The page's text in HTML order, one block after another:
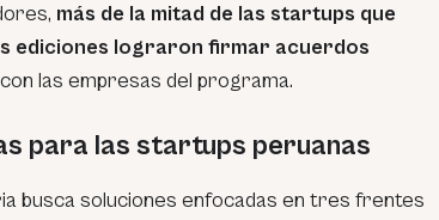
más de la mitad de las startups que
ediciones lograron firmar acuerdos
con las empresas del programa.
para las startups peruanas
busca soluciones enfocadas en tres frentes